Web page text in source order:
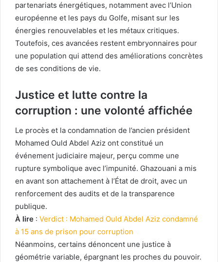
partenariats énergétiques, notamment avec l’Union
européenne et les pays du Golfe, misant sur les
énergies renouvelables et les métaux critiques.
Toutefois, ces avancées restent embryonnaires pour
une population qui attend des améliorations concrètes
de ses conditions de vie.
Justice et lutte contre la
corruption : une volonté affichée
Le procès et la condamnation de l’ancien président
Mohamed Ould Abdel Aziz ont constitué un
événement judiciaire majeur, perçu comme une
rupture symbolique avec l’impunité. Ghazouani a mis
en avant son attachement à l’État de droit, avec un
renforcement des audits et de la transparence
publique.
À lire : Verdict : Mohamed Ould Abdel Aziz condamné
à 15 ans de prison pour corruption
Néanmoins, certains dénoncent une justice à
géométrie variable, épargnant les proches du pouvoir.